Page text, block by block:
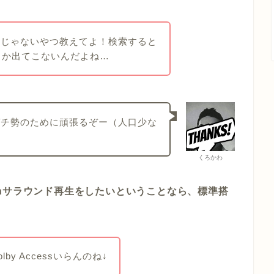
ゃないやつ教えてよ！検索すると
出てこないんだよね…
くろかわ
勢のために頑張るぞー（人口少な
ラウンド再生をしたいということなら、標準搭
Accessいらんのね↓